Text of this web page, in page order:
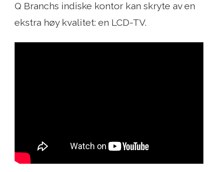
Q Branchs indiske kontor kan skryte av en
ekstra høy kvalitet: en LCD-TV.